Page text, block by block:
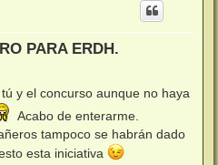
PARA ERDH.
y el concurso aunque no haya
Acabo de enterarme.
tampoco se habrán dado
esta iniciativa